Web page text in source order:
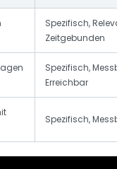
Spezifisch,
Zeitgebunden
Spezifisch,
Erreichbar
Spezifisch,